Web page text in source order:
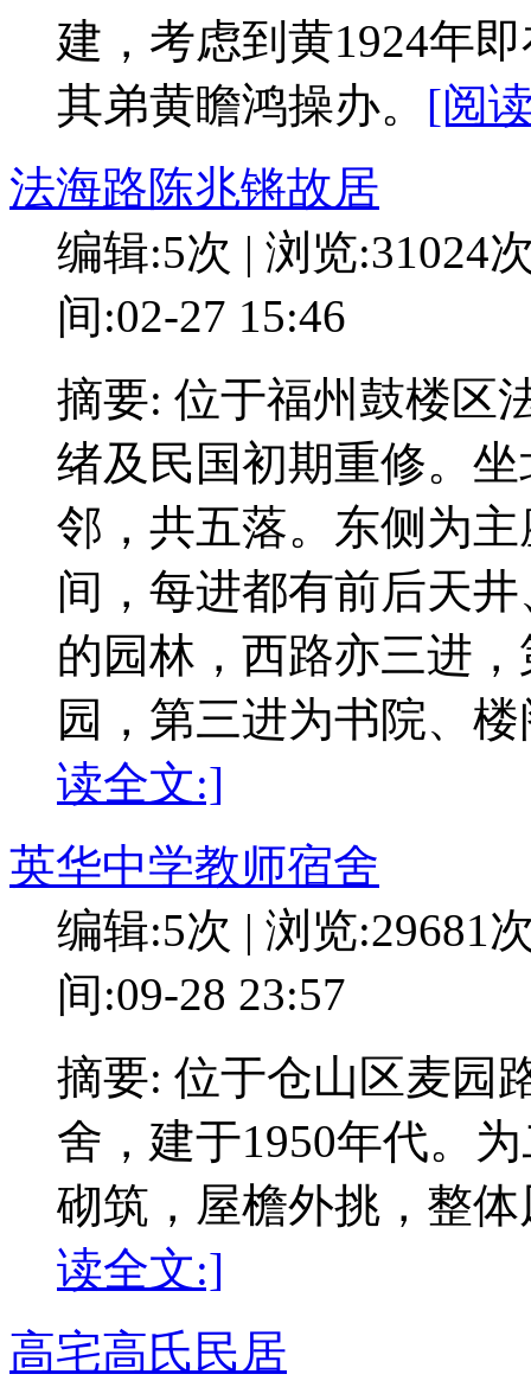
建，考虑到黄1924年
其弟黄瞻鸿操办。 [阅
法海路陈兆锵故居
编辑:5次 | 浏览:31024
间:02-27 15:46
摘要: 位于福州鼓楼区
绪及民国初期重修。
邻，共五落。东侧为
间，每进都有前后天
的园林，西路亦三进
园，第三进为书院、
读全文:]
英华中学教师宿舍
编辑:5次 | 浏览:29681
间:09-28 23:57
摘要: 位于仓山区麦园
舍，建于1950年代。
砌筑，屋檐外挑，整
读全文:]
高宅高氏民居